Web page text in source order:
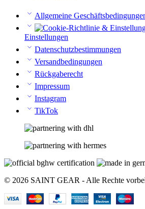
Allgemeine
Einstellungen
Datenschutzbestimmungen
Versandbedingungen
Rückgaberecht
Impressum
Instagram
TikTok
© 2026 SAINT GEAR - Alle Rechte